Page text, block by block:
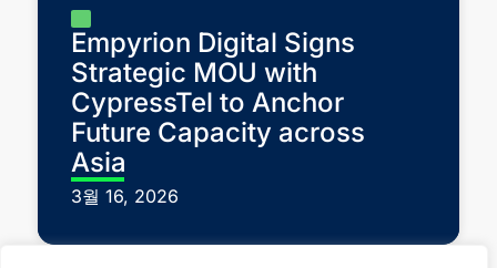
Empyrion Digital Signs
Strategic MOU with
CypressTel to Anchor
Future Capacity across
Asia
3월 16, 2026